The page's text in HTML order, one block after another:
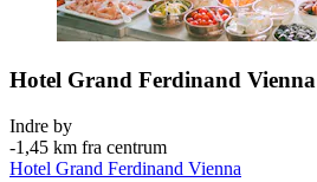
Hotel Grand Ferdinand Vienna
Indre by
‐1,45 km fra centrum
Hotel Grand Ferdinand Vienna